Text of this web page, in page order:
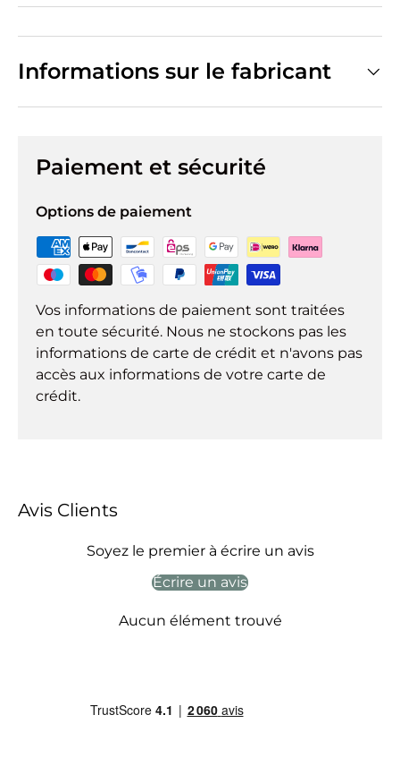
Informations sur le fabricant
Paiement et sécurité
Options de paiement
Vos informations de paiement sont traitées
en toute sécurité. Nous ne stockons pas les
informations de carte de crédit et n'avons pas
accès aux informations de votre carte de
crédit.
Avis Clients
Soyez le premier à écrire un avis
Écrire un avis
Aucun élément trouvé